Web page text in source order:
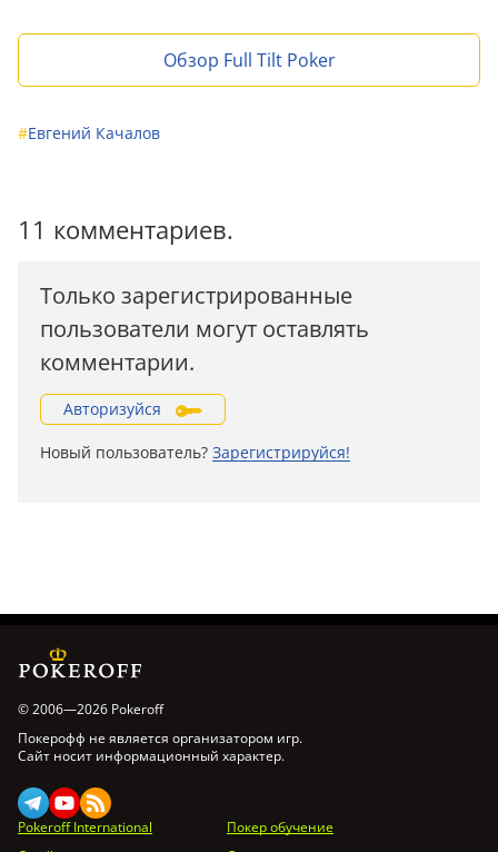
Обзор Full Tilt Poker
#Евгений Качалов
11 комментариев.
Только зарегистрированные
пользователи могут оставлять
комментарии.
Авторизуйся
Новый пользователь? Зарегистрируйся!
© 2006—2026 Pokeroff
Покерофф не является организатором игр.
Сайт носит информационный характер.
Pokeroff International
Покер обучение